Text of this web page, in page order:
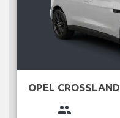
OPEL CROSSLAND
group